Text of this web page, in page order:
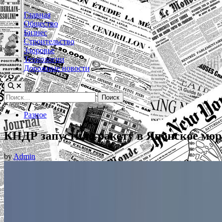
Menu
Главная
Общество
Бизнес
Строительство
Здоровье
Технологии
Дорожные новости
Найти:
Posted
in
Разное
КНДР запустила ракету в Японское
byAdmin